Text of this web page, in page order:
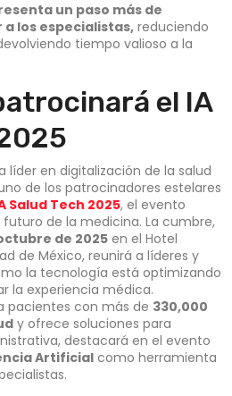
un paso más de
los especialistas, reduciendo
tiempo valioso a la
el IA
líder en digitalización de la salud
de los patrocinadores estelares
Salud Tech 2025, el evento
de la medicina. La cumbre,
de 2025 en el Hotel
de México, reunirá a líderes y
la tecnología está optimizando
la experiencia médica.
pacientes con más de 330,000
y ofrece soluciones para
destacará en el evento
Artificial como herramienta